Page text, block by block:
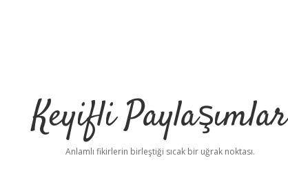
Keyifli Paylaşımlar
Anlamlı fikirlerin birleştiği sıcak bir uğrak noktası.